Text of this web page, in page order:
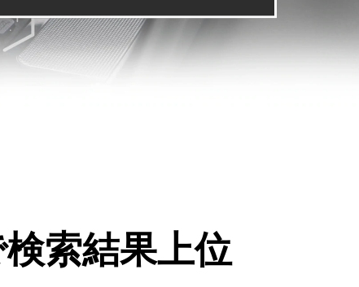
索結果上位